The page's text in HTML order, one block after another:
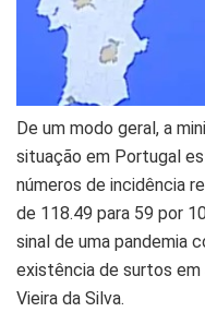
De um modo geral, a
situação em Portugal
números de incidência
de 118.49 para 59 por
sinal de uma pandemia
existência de surtos em
Vieira da Silva.